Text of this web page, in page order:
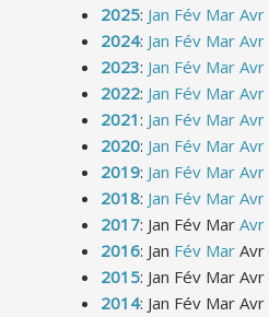
2025: Jan Fév Mar Avr
2024: Jan Fév Mar Avr
2023: Jan Fév Mar Avr
2022: Jan Fév Mar Avr
2021: Jan Fév Mar Avr
2020: Jan Fév Mar Avr
2019: Jan Fév Mar Avr
2018: Jan Fév Mar Avr
2017: Jan Fév Mar Avr
2016: Jan Fév Mar Avr
2015: Jan Fév Mar Avr
2014: Jan Fév Mar Avr